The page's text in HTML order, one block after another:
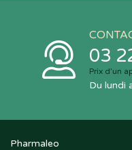
03
Prix d’un
Du lundi
Pharmaleo